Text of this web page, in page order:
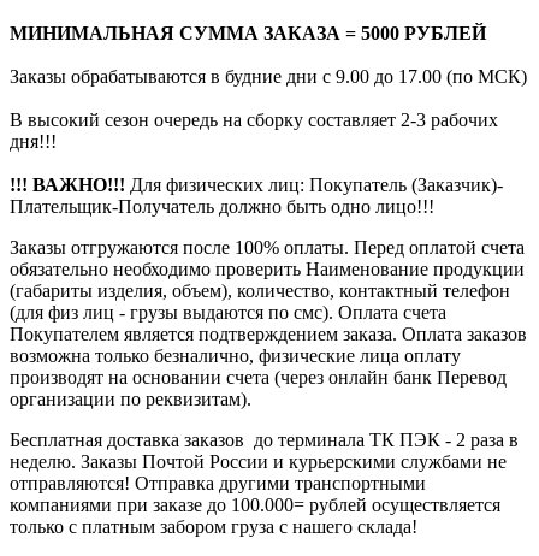
МИНИМАЛЬНАЯ СУММА ЗАКАЗА = 5000 РУБЛЕЙ
Заказы обрабатываются в будние дни с 9.00 до 17.00 (по МСК)
В высокий сезон очередь на сборку составляет 2-3 рабочих
дня!!!
!!! ВАЖНО!!! Для физических лиц: Покупатель (Заказчик)-
Плательщик-Получатель должно быть одно лицо!!!
Заказы отгружаются после 100% оплаты. Перед оплатой счета
обязательно необходимо проверить Наименование продукции
(габариты изделия, объем), количество, контактный телефон
(для физ лиц - грузы выдаются по смс). Оплата счета
Покупателем является подтверждением заказа. Оплата заказов
возможна только безналично, физические лица оплату
производят на основании счета (через онлайн банк Перевод
организации по реквизитам).
Бесплатная доставка заказов до терминала ТК ПЭК - 2 раза в
неделю. Заказы Почтой России и курьерскими службами не
отправляются! Отправка другими транспортными
компаниями при заказе до 100.000= рублей осуществляется
только с платным забором груза с нашего склада!